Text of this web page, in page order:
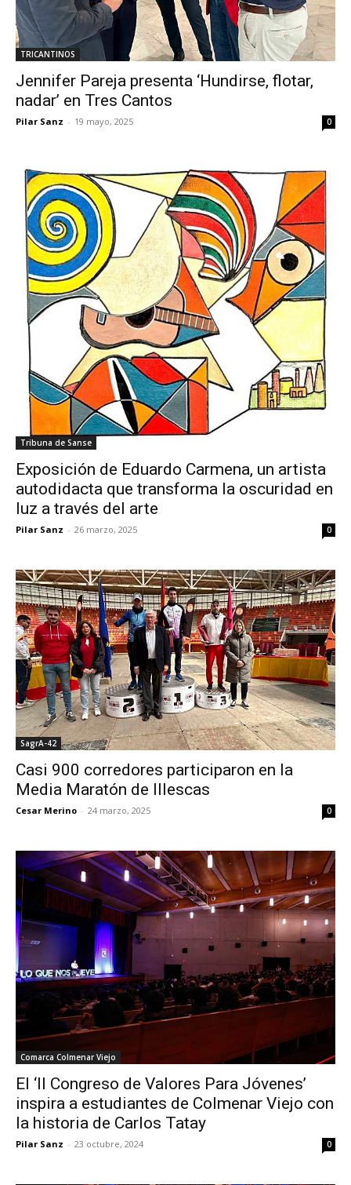
TRICANTINOS
Jennifer Pareja presenta ‘Hundirse, flotar,
nadar’ en Tres Cantos
Pilar Sanz - 19 mayo, 2025 0
Tribuna de Sanse
Exposición de Eduardo Carmena, un artista
autodidacta que transforma la oscuridad en
luz a través del arte
Pilar Sanz - 26 marzo, 2025 0
SagrA-42
Casi 900 corredores participaron en la
Media Maratón de Illescas
Cesar Merino - 24 marzo, 2025 0
Comarca Colmenar Viejo
El ‘II Congreso de Valores Para Jóvenes’
inspira a estudiantes de Colmenar Viejo con
la historia de Carlos Tatay
Pilar Sanz - 23 octubre, 2024 0